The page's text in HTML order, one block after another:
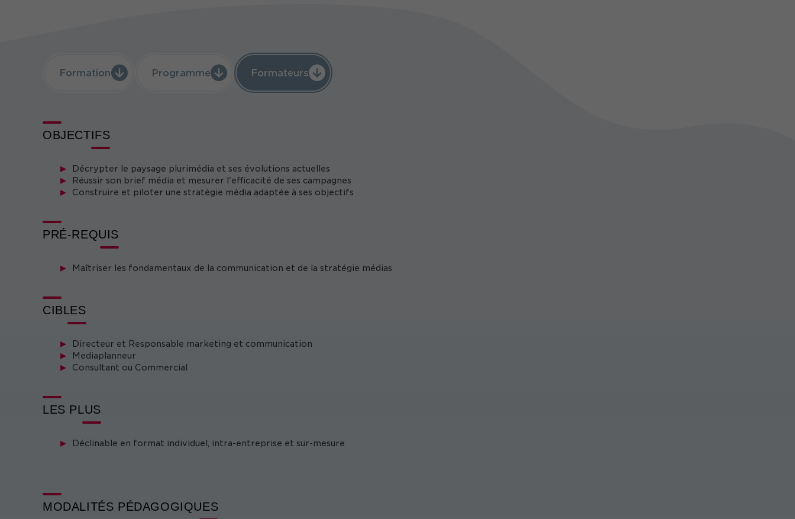
Formation Programme Formateurs
OBJECTIFS
Décrypter le paysage plurimédia et ses évolutions actuelles
Réussir son brief média et mesurer l'efficacité de ses campagnes
Construire et piloter une stratégie média adaptée à ses objectifs
PRÉ-REQUIS
Maîtriser les fondamentaux de la communication et de la stratégie médias
CIBLES
Directeur et Responsable marketing et communication
Mediaplanneur
Consultant ou Commercial
LES PLUS
Déclinable en format individuel, intra-entreprise et sur-mesure
MODALITÉS PÉDAGOGIQUES